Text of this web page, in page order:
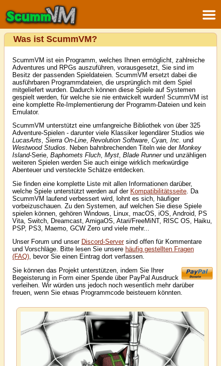
Was ist ScummVM?
ScummVM ist ein Programm, welches Ihnen ermöglicht, zahlreiche
Adventures und RPGs auszuführen, vorausgesetzt, Sie sind im
Besitz der passenden Spieldateien. ScummVM ersetzt dabei die
ausführbaren Programmdateien, die ursprünglich mit dem Spiel
mitgeliefert wurden. Dadurch können diese Spiele auf Systemen
gespielt werden, für welche sie nie entwickelt wurden! ScummVM ist
eine komplette Re-Implementierung der Programm-Dateien und kein
Emulator.
ScummVM unterstützt eine umfangreiche Bibliothek von über 325
Adventure-Spielen - darunter viele Klassiker legendärer Studios wie
LucasArts, Sierra On-Line, Revolution Software, Cyan, Inc. und
Westwood Studios. Neben bahnbrechenden Titeln wie der Monkey
Island-Serie, Baphomets Fluch, Myst, Blade Runnerund unzähligen
weiteren Spielen werden Sie auch einige wirklich merkwürdige
Abenteuer und versteckte Schätze entdecken.
Sie finden eine komplette Liste mit allen Informationen darüber,
welche Spiele unterstützt werden auf der Kompatibilitätsseite . Da
ScummVM laufend verbessert wird, lohnt es sich, häufiger
vorbeizuschauen. Zu den Systemen, auf welchen Sie diese Spiele
spielen können, gehören Windows, Linux, macOS, iOS, Android, PS
Vita, Switch, Dreamcast, AmigaOS, Atari/FreeMiNT, RISC OS, Haiku,
PSP, PS3, Maemo, GCW Zero und viele mehr...
Unser Forum und unser Discord-Serversind offen für Kommentare
und Vorschläge. Bitte lesen Sie unsere häufig gestellten Fragen
(FAQ), bevor Sie einen Eintrag dort verfassen.
Sie können das Projekt unterstützen, indem Sie Ihrer
Begeisterung in Form einer Spende über PayPal Ausdruck
verleihen. Wir würden uns jedoch noch wesentlich mehr darüber
freuen, wenn Sie etwas Programmcode beisteuern könnten.